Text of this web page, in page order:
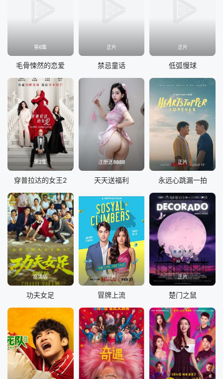
第6集
毛骨悚然的恋爱
正片
禁忌童话
正片
低弧慢球
第2集
穿普拉达的女王2
注册送8888
天天送福利
正片
永远心跳漏一拍
高清版
功夫女足
正片
冒牌上流
正片
楚门之鼠